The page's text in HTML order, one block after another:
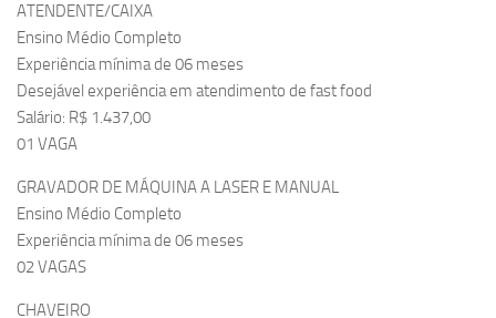
ATENDENTE/CAIXA
Ensino Médio Completo
Experiência mínima de 06 meses
Desejável experiência em atendimento de fast food
Salário: R$ 1.437,00
01 VAGA
GRAVADOR DE MÁQUINA A LASER E MANUAL
Ensino Médio Completo
Experiência mínima de 06 meses
02 VAGAS
CHAVEIRO